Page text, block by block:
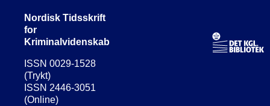
Nordisk Tidsskrift
for
Kriminalvidenskab
ISSN 0029-1528
(Trykt)
ISSN 2446-3051
(Online)